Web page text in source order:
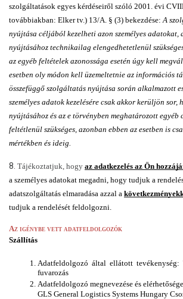
szolgáltatások egyes kérdéseiről szóló 2001. évi
továbbiakban: Elker tv.) 13/A. § (3) bekezdése: A
nyújtása céljából kezelheti azon személyes adatokat,
nyújtásához technikailag elengedhetetlenül
az egyéb feltételek azonossága esetén úgy kell
esetben oly módon kell üzemeltetnie az információs
összefüggő szolgáltatás nyújtása során alkalmazott
személyes adatok kezelésére csak akkor kerüljön sor,
nyújtásához és az e törvényben meghatározott egyéb
feltétlenül szükséges, azonban ebben az esetben is
mértékben és ideig.
8. Tájékoztatjuk, hogy az adatkezelés az Ön
a személyes adatokat megadni, hogy tudjuk a
adatszolgáltatás elmaradása azzal a
tudjuk a rendelését feldolgozni.
Az igénybe vett adatfeldolgozók
Szállítás
Adatfeldolgozó által ellátott tevékenység:
fuvarozás
Adatfeldolgozó megnevezése és
GLS General Logistics Systems Hungary